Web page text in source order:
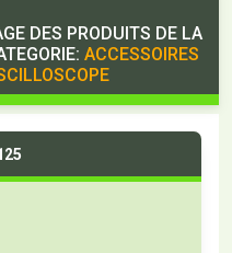
DES PRODUITS DE LA
ACCESSOIRES